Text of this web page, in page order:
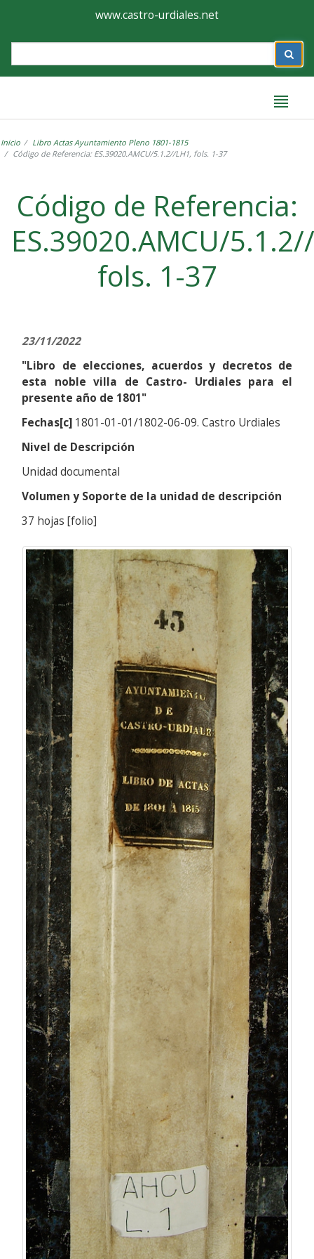
Ayuntamiento
de
Castro-
www.castro-urdiales.net
Inicio
Libro Actas Ayuntamiento Pleno 1801-1815
Código de Referencia: ES.39020.AMCU/5.1.2//LH1, fols. 1-37
Código de Referencia:
ES.39020.AMCU/
fols. 1-37
23/11/2022
"Libro de elecciones, acuerdos y decretos de
esta noble villa de Castro- Urdiales para el
presente año de 1801"
Fechas[c] 1801-01-01/1802-06-09. Castro Urdiales
Nivel de Descripción
Unidad documental
Volumen y Soporte de la unidad de descripción
37 hojas [folio]